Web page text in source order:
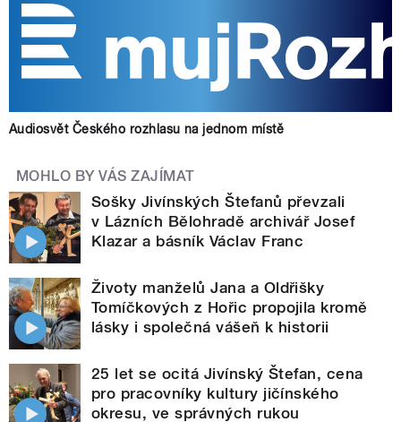
Audiosvět Českého rozhlasu na jednom místě
MOHLO BY VÁS ZAJÍMAT
Sošky Jivínských Štefanů převzali
v Lázních Bělohradě archivář Josef
Klazar a básník Václav Franc
Životy manželů Jana a Oldřišky
Tomíčkových z Hořic propojila kromě
lásky i společná vášeň k historii
25 let se ocitá Jivínský Štefan, cena
pro pracovníky kultury jičínského
okresu, ve správných rukou